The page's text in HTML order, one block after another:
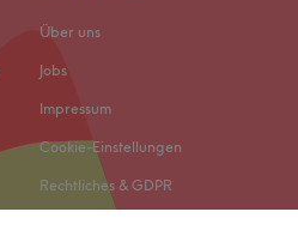
Über uns
Jobs
Impressum
Cookie-Einstellungen
Rechtliches & GDPR